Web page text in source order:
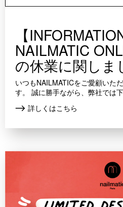
【
NAILMATIC
の休業に関しま
いつもNAILMATICをご愛顧いた
す。 誠に勝手ながら、弊社では
詳しくはこちら